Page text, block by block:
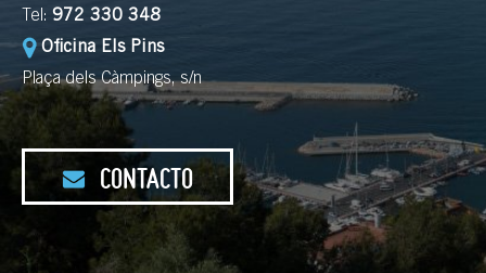
Tel: 972 330 348
Oficina Els Pins
Plaça dels Càmpings, s/n
CONTACTO